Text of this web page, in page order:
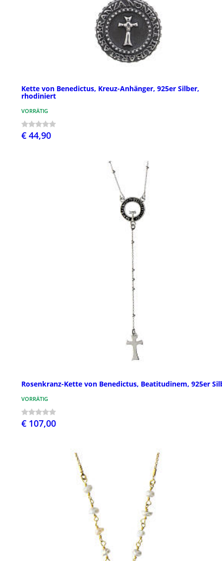
Kette von Benedictus, Kreuz-Anhänger, 925er Silber,
rhodiniert
VORRÄTIG
€ 44,90
Rosenkranz-Kette von Benedictus, Beatitudinem, 925er
VORRÄTIG
€ 107,00